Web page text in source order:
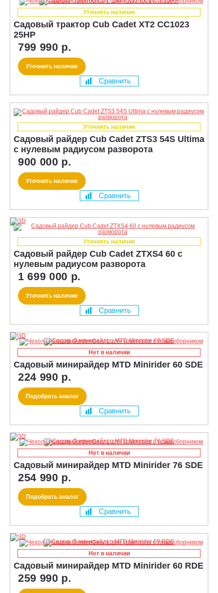
Уточнять наличие
Садовый трактор Cub Cadet XT2 CC1023
25HP
799 990 р.
Уточнить наличие
Сравнить
Уточнять наличие
Садовый райдер Cub Cadet ZTS3 54S Ultima
с нулевым радиусом разворота
900 000 р.
Уточнить наличие
Сравнить
Уточнять наличие
Садовый райдер Cub Cadet ZTXS4 60 с
нулевым радиусом разворота
1 699 000 р.
Уточнить наличие
Сравнить
Нет в наличии
Садовый минирайдер MTD Minirider 60 SDE
224 990 р.
Подобрать аналог
Сравнить
Нет в наличии
Садовый минирайдер MTD Minirider 76 SDE
254 990 р.
Подобрать аналог
Сравнить
Нет в наличии
Садовый минирайдер MTD Minirider 60 RDE
259 990 р.